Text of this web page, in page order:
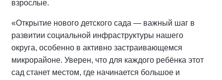
взрослые.
«Открытие нового детского сада — важный шаг в
развитии социальной инфраструктуры нашего
округа, особенно в активно застраивающемся
микрорайоне. Уверен, что для каждого ребёнка этот
сад станет местом, где начинается большое и